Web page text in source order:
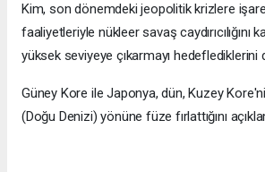
Kim, son dönemdeki jeopolitik krizlere
faaliyetleriyle nükleer savaş caydırıcılığını
yüksek seviyeye çıkarmayı hedeflediklerini
Güney Kore ile Japonya, dün, Kuzey
(Doğu Denizi) yönüne füze fırlattığını